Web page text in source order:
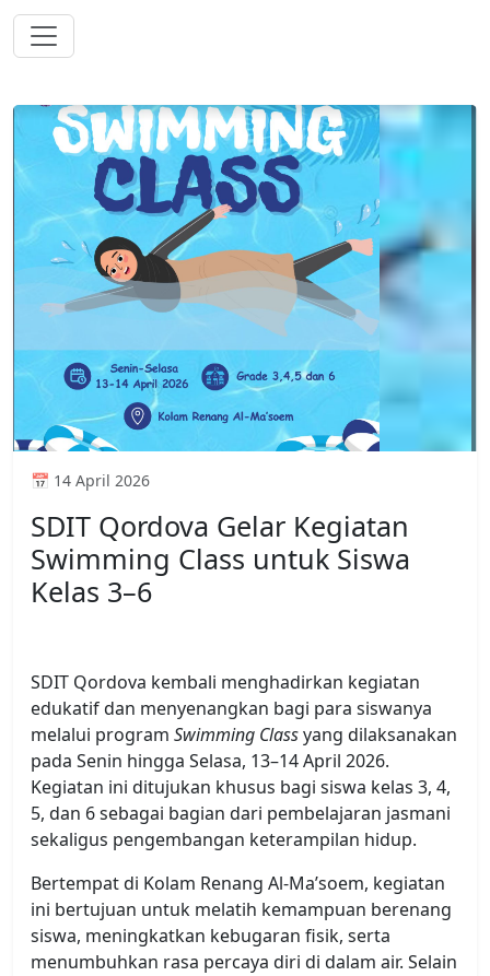
📅 14 April 2026
SDIT Qordova Gelar Kegiatan
Swimming Class untuk Siswa
Kelas 3–6
SDIT Qordova kembali menghadirkan kegiatan
edukatif dan menyenangkan bagi para siswanya
melalui program Swimming Classyang dilaksanakan
pada Senin hingga Selasa, 13–14 April 2026.
Kegiatan ini ditujukan khusus bagi siswa kelas 3, 4,
5, dan 6 sebagai bagian dari pembelajaran jasmani
sekaligus pengembangan keterampilan hidup.
Bertempat di Kolam Renang Al-Ma’soem, kegiatan
ini bertujuan untuk melatih kemampuan berenang
siswa, meningkatkan kebugaran fisik, serta
menumbuhkan rasa percaya diri di dalam air. Selain